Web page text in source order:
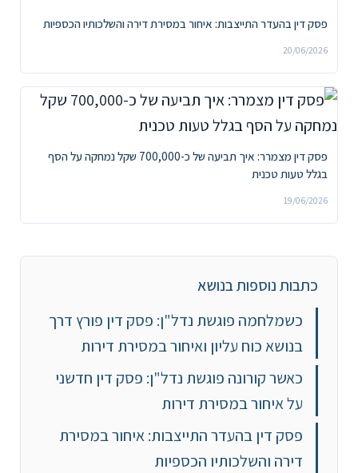
פסק דין בהעדר התייצבות: איחור במסירת דירה והשלכותיו הכספיות
20/06/2026
פסק דין מצמרר: איך תביעה של כ-700,000 שקל נמחקה על הסף
בגלל טעות טכנית
19/06/2026
כתבות נוספות בנושא
כשמלחמה פוגשת נדל"ן: פסק דין פורץ דרך
בנושא כוח עליון ואיחור במסירת דירות
כאשר קורונה פוגשת נדל"ן: פסק דין חדשני
על איחור במסירת דירות
פסק דין בהעדר התייצבות: איחור במסירת
דירה והשלכותיו הכספיות